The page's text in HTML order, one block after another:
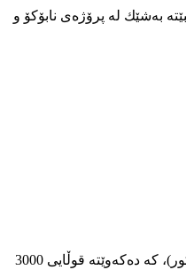
خۆی‌ چڕكردۆته‌وه‌ تا ببێته‌ به‌شێك له‌ پرۆژه‌ی نابۆكۆ ‌و
لە ساڵی 1989وە قەتەر و ئێران دەستیانكردوە بە پەرەپێدانی كێڵگەی (پارسی باشور) یان (گومەزی باكور)، كە دەكەوێتە قوڵایی 3000